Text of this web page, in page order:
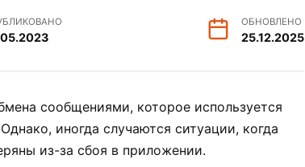
ОБНОВЛЕНО
25.12.2025
сообщениями, которое используется
иногда случаются ситуации, когда
из-за сбоя в приложении.